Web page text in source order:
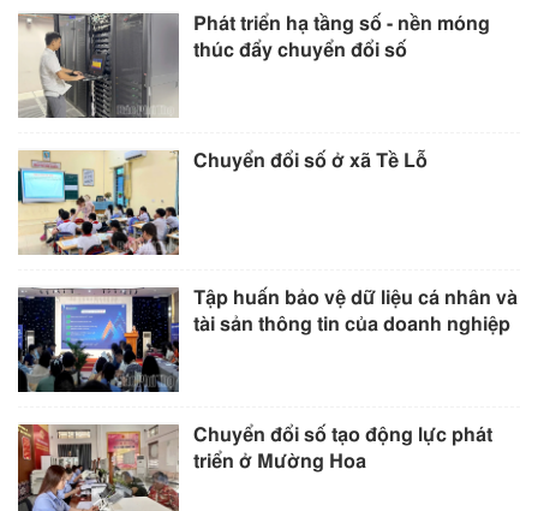
Phát triển hạ tầng số - nền móng
thúc đẩy chuyển đổi số
Chuyển đổi số ở xã Tề Lỗ
Tập huấn bảo vệ dữ liệu cá nhân và
tài sản thông tin của doanh nghiệp
Chuyển đổi số tạo động lực phát
triển ở Mường Hoa